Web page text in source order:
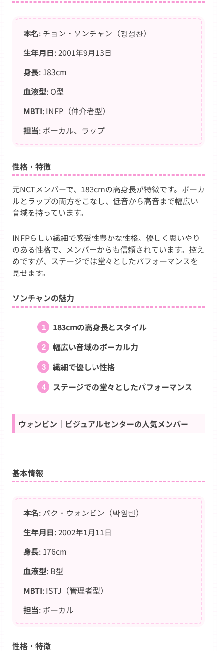
本名: チョン・ソンチャン（정성찬）
生年月日: 2001年9月13日
身長: 183cm
血液型: O型
MBTI: INFP（仲介者型）
担当: ボーカル、ラップ
性格・特徴
元NCTメンバーで、183cmの高身長が特徴です。ボーカ
ルとラップの両方をこなし、低音から高音まで幅広い
音域を持っています。
INFPらしい繊細で感受性豊かな性格。優しく思いやり
のある性格で、メンバーからも信頼されています。控え
めですが、ステージでは堂々としたパフォーマンスを
見せます。
ソンチャンの魅力
183cmの高身長とスタイル
幅広い音域のボーカル力
繊細で優しい性格
ステージでの堂々としたパフォーマンス
ウォンビン｜ビジュアルセンターの人気メンバー
基本情報
本名: パク・ウォンビン（박원빈）
生年月日: 2002年1月11日
身長: 176cm
血液型: B型
MBTI: ISTJ（管理者型）
担当: ボーカル
性格・特徴